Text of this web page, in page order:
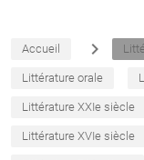
Accueil navigate_next
Littérature orale
Littérature XXIe siècle
Littérature XVIe siècle